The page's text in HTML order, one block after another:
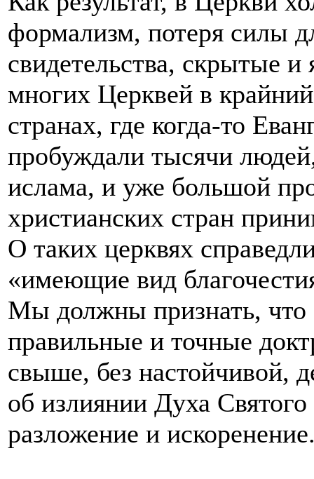
формализм, потеря силы
свидетельства, скрытые
многих Церквей в
странах, где когда-то
пробуждали тысячи
ислама, и уже большой
христианских стран
О таких церквях
«имеющие вид
Мы должны признать, что
правильные и точные
свыше, без настойчивой,
об излиянии Духа
разложение и